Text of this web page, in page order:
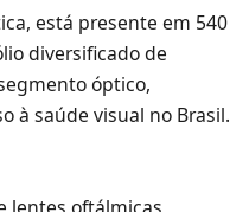
está presente em 540
diversificado de
óptico,
à saúde visual no Brasil.
lentes oftálmicas,